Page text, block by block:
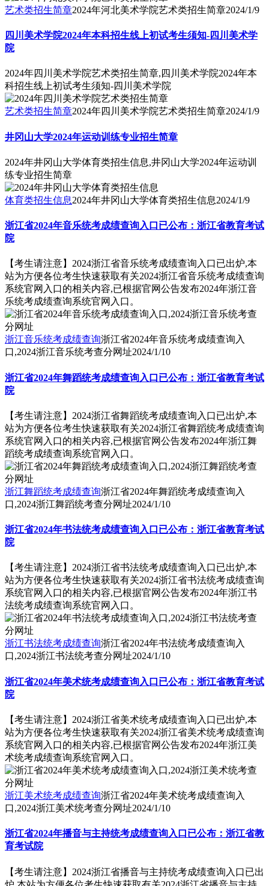
艺术类招生简章2024年河北美术学院艺术类招生简章2024/1/9
四川美术学院2024年本科招生线上初试考生须知-四川美术学
院
2024年四川美术学院艺术类招生简章,四川美术学院2024年本
科招生线上初试考生须知-四川美术学院
艺术类招生简章2024年四川美术学院艺术类招生简章2024/1/9
井冈山大学2024年运动训练专业招生简章
2024年井冈山大学体育类招生信息,井冈山大学2024年运动训
练专业招生简章
体育类招生信息2024年井冈山大学体育类招生信息2024/1/9
浙江省2024年音乐统考成绩查询入口已公布：浙江省教育考试
院
【考生请注意】2024浙江省音乐统考成绩查询入口已出炉,本
站为方便各位考生快速获取有关2024浙江省音乐统考成绩查询
系统官网入口的相关内容,已根据官网公告发布2024年浙江音
乐统考成绩查询系统官网入口。
浙江音乐统考成绩查询浙江省2024年音乐统考成绩查询入
口,2024浙江音乐统考查分网址2024/1/10
浙江省2024年舞蹈统考成绩查询入口已公布：浙江省教育考试
院
【考生请注意】2024浙江省舞蹈统考成绩查询入口已出炉,本
站为方便各位考生快速获取有关2024浙江省舞蹈统考成绩查询
系统官网入口的相关内容,已根据官网公告发布2024年浙江舞
蹈统考成绩查询系统官网入口。
浙江舞蹈统考成绩查询浙江省2024年舞蹈统考成绩查询入
口,2024浙江舞蹈统考查分网址2024/1/10
浙江省2024年书法统考成绩查询入口已公布：浙江省教育考试
院
【考生请注意】2024浙江省书法统考成绩查询入口已出炉,本
站为方便各位考生快速获取有关2024浙江省书法统考成绩查询
系统官网入口的相关内容,已根据官网公告发布2024年浙江书
法统考成绩查询系统官网入口。
浙江书法统考成绩查询浙江省2024年书法统考成绩查询入
口,2024浙江书法统考查分网址2024/1/10
浙江省2024年美术统考成绩查询入口已公布：浙江省教育考试
院
【考生请注意】2024浙江省美术统考成绩查询入口已出炉,本
站为方便各位考生快速获取有关2024浙江省美术统考成绩查询
系统官网入口的相关内容,已根据官网公告发布2024年浙江美
术统考成绩查询系统官网入口。
浙江美术统考成绩查询浙江省2024年美术统考成绩查询入
口,2024浙江美术统考查分网址2024/1/10
浙江省2024年播音与主持统考成绩查询入口已公布：浙江省教
育考试院
【考生请注意】2024浙江省播音与主持统考成绩查询入口已出